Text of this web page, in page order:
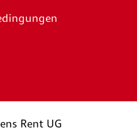
Rent UG